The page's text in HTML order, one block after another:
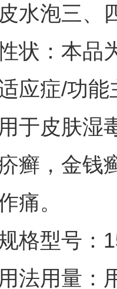
皮水泡三、
状：本品
应症/功能
于皮肤湿
癣，金钱
痛。
格型号：
用法用量：